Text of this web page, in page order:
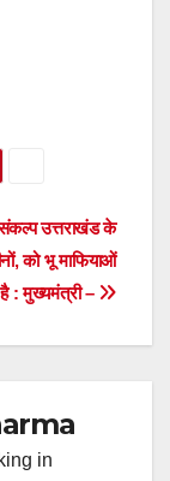
संकल्प उत्तराखंड के
को भू माफियाओं
: मुख्यमंत्री –
in